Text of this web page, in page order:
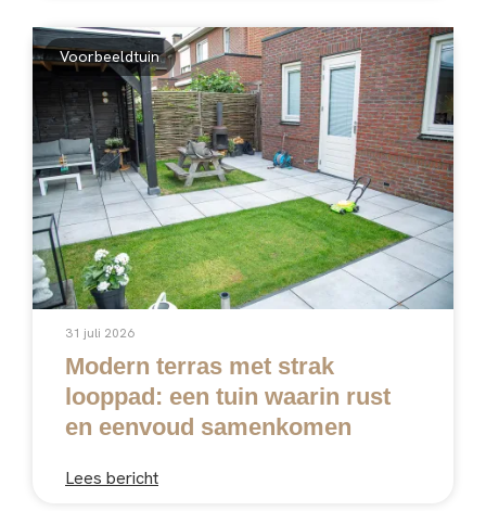
Voorbeeldtuin
31 juli 2026
Modern terras met strak
looppad: een tuin waarin rust
en eenvoud samenkomen
Lees bericht